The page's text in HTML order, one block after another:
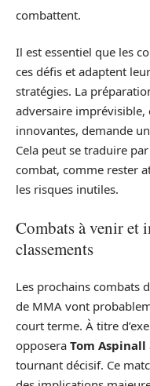
combattent.
Il est essentiel que les
ces défis et adaptent
stratégies. La
adversaire imprévisible,
innovantes, demande
Cela peut se traduire
combat, comme rester
les risques inutiles.
Combats à venir et
classements
Les prochains combats
de MMA vont
court terme. À titre
opposera Tom Aspinall
tournant décisif. Ce